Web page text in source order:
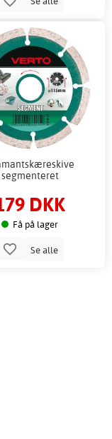
segmenteret
DKK
Få på lager
Se alle